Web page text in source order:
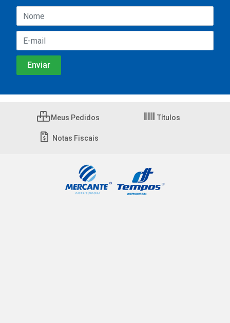
Meus Pedidos Títulos
Notas Fiscais